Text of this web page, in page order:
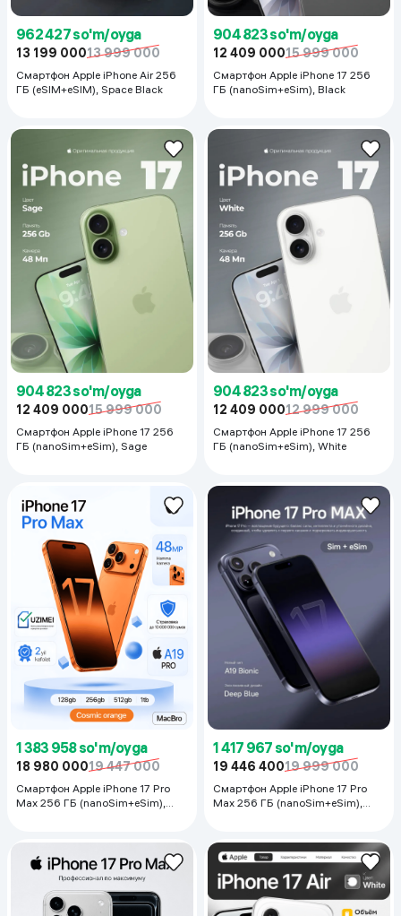
962 427 so'm/oyga
13 199 00013 999 000
Смартфон Apple iPhone Air 256
ГБ (eSIM+eSIM), Space Black
904 823 so'm/oyga
12 409 00015 999 000
Смартфон Apple iPhone 17 256
ГБ (nanoSim+eSim), Black
904 823 so'm/oyga
12 409 00015 999 000
Смартфон Apple iPhone 17 256
ГБ (nanoSim+eSim), Sage
904 823 so'm/oyga
12 409 00012 999 000
Смартфон Apple iPhone 17 256
ГБ (nanoSim+eSim), White
1 383 958 so'm/oyga
18 980 00019 447 000
Смартфон Apple iPhone 17 Pro
Max 256 ГБ (nanoSim+eSim),
1 417 967 so'm/oyga
19 446 40019 999 000
Смартфон Apple iPhone 17 Pro
Max 256 ГБ (nanoSim+eSim),